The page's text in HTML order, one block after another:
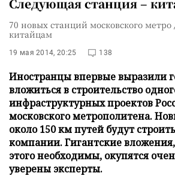
Следующая станция –
70 новых станций московского метро
китайцам
19 мая 2014, 20:25 138
Иностранцы впервые выразили
вложиться в строительство
инфраструктурных проектов
московского метрополитена.
около 150 км путей будут
компании. Гигантские
этого необходимы, окупятся
уверены эксперты.